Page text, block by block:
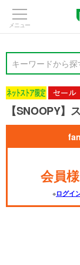
キーワードから探
【SNOOPY
会員
※ログイ